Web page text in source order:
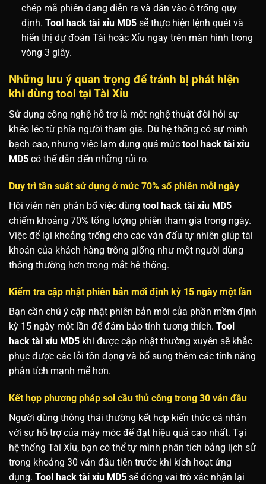
chép mã phiên đang diễn ra và dán vào ô trống quy
định. Tool hack tài xỉu MD5sẽ thực hiện lệnh quét và
hiển thị dự đoán Tài hoặc Xỉu ngay trên màn hình trong
vòng 3 giây.
Những lưu ý quan trọng để tránh bị phát hiện
khi dùng tool tại Tài Xỉu
Sử dụng công nghệ hỗ trợ là một nghệ thuật đòi hỏi sự
khéo léo từ phía người tham gia. Dù hệ thống có sự minh
bạch cao, nhưng việc lạm dụng quá mức tool hack tài xỉu
MD5 có thể dẫn đến những rủi ro.
Duy trì tần suất sử dụng ở mức 70% số phiên mỗi ngày
Hội viên nên phân bổ việc dùng tool hack tài xỉu MD5
chiếm khoảng 70% tổng lượng phiên tham gia trong ngày.
Việc để lại khoảng trống cho các ván đấu tự nhiên giúp tài
khoản của khách hàng trông giống như một người dùng
thông thường hơn trong mắt hệ thống.
Kiểm tra cập nhật phiên bản mới định kỳ 15 ngày một lần
Bạn cần chú ý cập nhật phiên bản mới của phần mềm định
kỳ 15 ngày một lần để đảm bảo tính tương thích. Tool
hack tài xỉu MD5 khi được cập nhật thường xuyên sẽ khắc
phục được các lỗi tồn đọng và bổ sung thêm các tính năng
phân tích mạnh mẽ hơn.
Kết hợp phương pháp soi cầu thủ công trong 30 ván đầu
Người dùng thông thái thường kết hợp kiến thức cá nhân
với sự hỗ trợ của máy móc để đạt hiệu quả cao nhất. Tại
hệ thống Tài Xỉu, bạn có thể tự mình phân tích bảng lịch sử
trong khoảng 30 ván đầu tiên trước khi kích hoạt ứng
dụng. Tool hack tài xỉu MD5 sẽ đóng vai trò xác nhận lại